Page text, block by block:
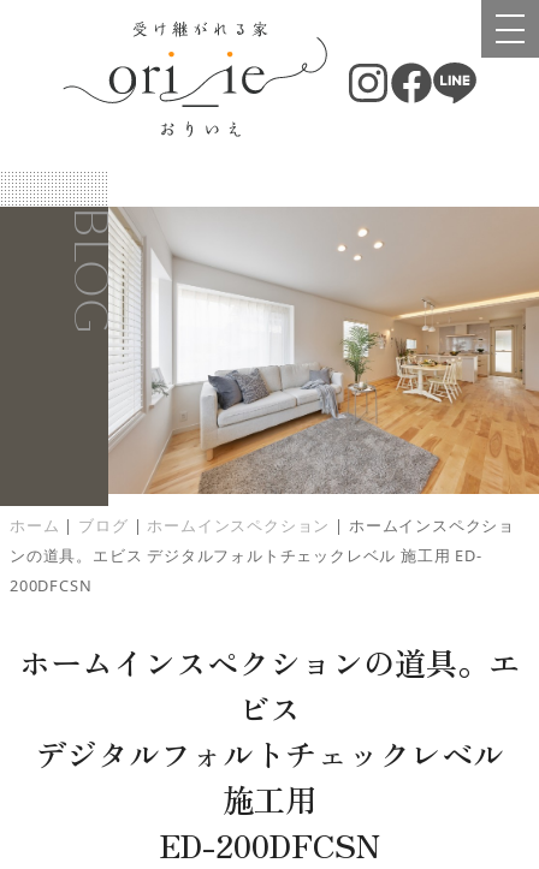
BLOG
ホーム | ブログ | ホームインスペクション | ホームインスペクショ
ンの道具。エビス デジタルフォルトチェックレベル 施工用 ED-
200DFCSN
ホームインスペクションの道具。エ
ビス
デジタルフォルトチェックレベル
施工用
ED-200DFCSN